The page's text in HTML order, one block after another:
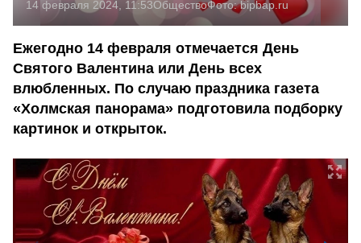
14 февраля 2024, 11:53ОбществоФото:bipbap.ru
Ежегодно 14 февраля отмечается День
Святого Валентина или День всех
влюбленных. По случаю праздника газета
«Холмская панорама» подготовила подборку
картинок и открыток.